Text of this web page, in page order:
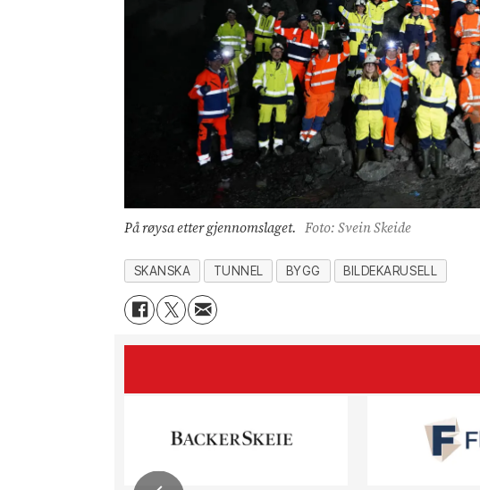
På røysa etter gjennomslaget. Foto: Svein Skeide
SKANSKA TUNNEL BYGG BILDEKARUSELL